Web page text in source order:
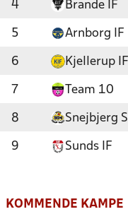
4 Brande IF
5 Arnborg IF
6 Kjellerup IF
7 Team 10
8 Snejbjerg
9 Sunds IF
KOMMENDE KAMPE